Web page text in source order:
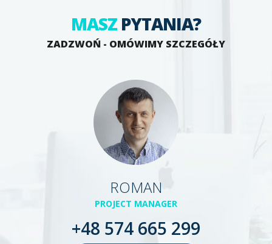
MASZ PYTANIA?
ZADZWOŃ - OMÓWIMY SZCZEGÓŁY
ROMAN
PROJECT MANAGER
+48 574 665 299